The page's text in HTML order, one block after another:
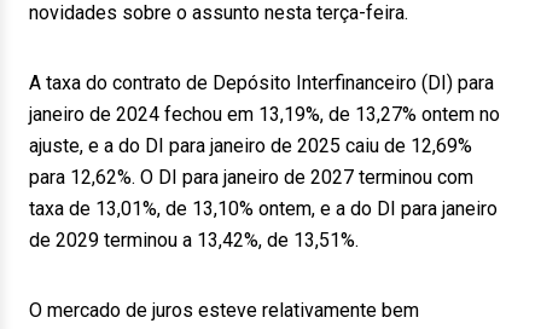
novidades sobre o assunto nesta terça-feira.
A taxa do contrato de Depósito Interfinanceiro (DI) para
janeiro de 2024 fechou em 13,19%, de 13,27% ontem no
ajuste, e a do DI para janeiro de 2025 caiu de 12,69%
para 12,62%. O DI para janeiro de 2027 terminou com
taxa de 13,01%, de 13,10% ontem, e a do DI para janeiro
de 2029 terminou a 13,42%, de 13,51%.
O mercado de juros esteve relativamente bem